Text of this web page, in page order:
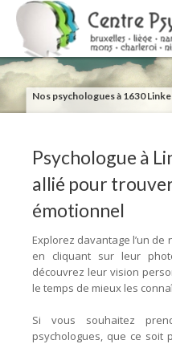
Nos psychologues à 1630
Psychologue à
allié pour
émotionnel
Explorez davantage l’un
en cliquant sur leur
découvrez leur vision
le temps de mieux les
Si vous souhaitez
psychologues, que ce soit